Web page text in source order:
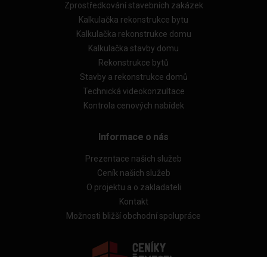
Zprostředkování stavebních zakázek
Kalkulačka rekonstrukce bytu
Kalkulačka rekonstrukce domu
Kalkulačka stavby domu
Rekonstrukce bytů
Stavby a rekonstrukce domů
Technická videokonzultace
Kontrola cenových nabídek
Informace o nás
Prezentace našich služeb
Ceník našich služeb
O projektu a o zakladateli
Kontakt
Možnosti bližší obchodní spolupráce